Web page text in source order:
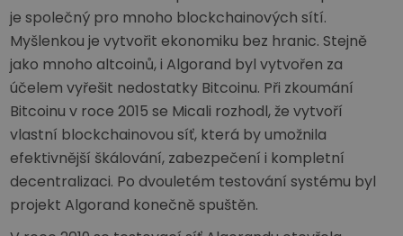
je společný pro mnoho blockchainových sítí.
Myšlenkou je vytvořit ekonomiku bez hranic. Stejně
jako mnoho altcoinů, i Algorand byl vytvořen za
účelem vyřešit nedostatky Bitcoinu. Při zkoumání
Bitcoinu v roce 2015 se Micali rozhodl, že vytvoří
vlastní blockchainovou síť, která by umožnila
efektivnější škálování, zabezpečení i kompletní
decentralizaci. Po dvouletém testování systému byl
projekt Algorand konečně spuštěn.